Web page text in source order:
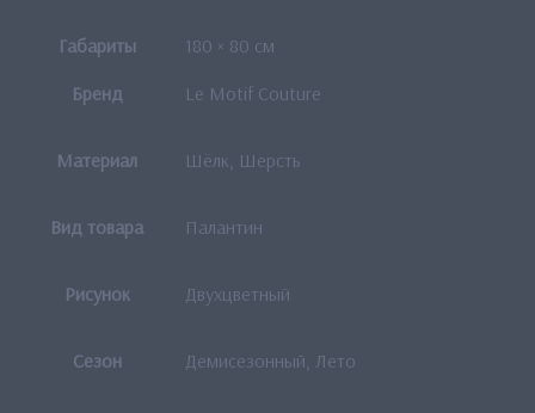
Габариты
180 × 80 см
Бренд
Le Motif Couture
Материал Шёлк, Шерсть
Вид товара Палантин
Рисунок Двухцветный
Сезон Демисезонный, Лето